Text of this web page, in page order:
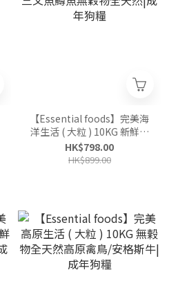
【Essential foods】完美海
洋生活 ( 大粒 ) 10KG 新鮮三
文魚鱒魚無穀物全天然|成年
狗糧
HK$798.00
HK$899.00